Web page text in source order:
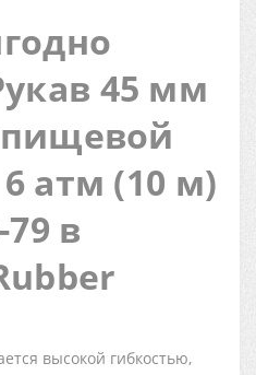
45 мм
атм (10 м)
в
высокой гибкостью,